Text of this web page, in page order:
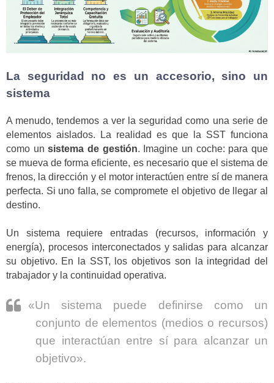
La seguridad no es un accesorio, sino un
sistema
A menudo, tendemos a ver la seguridad como una serie de
elementos aislados. La realidad es que la SST funciona
como unsistema de gestión. Imagine un coche: para que
se mueva de forma eficiente, es necesario que el sistema de
frenos, la dirección y el motor interactúen entre sí de manera
perfecta. Si uno falla, se compromete el objetivo de llegar al
destino.
Un sistema requiere entradas (recursos, información y
energía), procesos interconectados y salidas para alcanzar
su objetivo. En la SST, los objetivos son la integridad del
trabajador y la continuidad operativa.
«Un sistema puede definirse como un
conjunto de elementos (medios o recursos)
que interactúan entre sí para alcanzar un
objetivo».